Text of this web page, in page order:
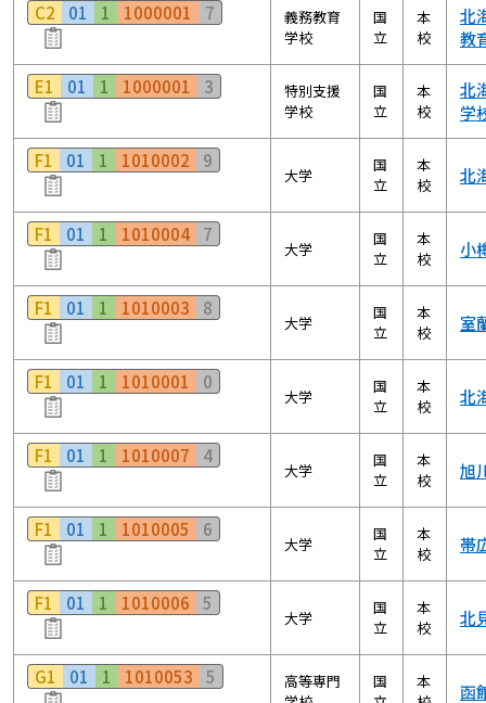
C2 01 1 1000001 7
義務教育
学校
国
立
本
校
北
教
E1 01 1 1000001 3
特別支援
学校
国
立
本
校
北
学
F1 01 1 1010002 9
大学
国
立
本
校
北
F1 01 1 1010004 7
大学
国
立
本
校
小
F1 01 1 1010003 8
大学
国
立
本
校
室
F1 01 1 1010001 0
大学
国
立
本
校
北
F1 01 1 1010007 4
大学
国
立
本
校
旭
F1 01 1 1010005 6
大学
国
立
本
校
帯
F1 01 1 1010006 5
大学
国
立
本
校
北
G1 01 1 1010053 5
高等専門
国
本
函